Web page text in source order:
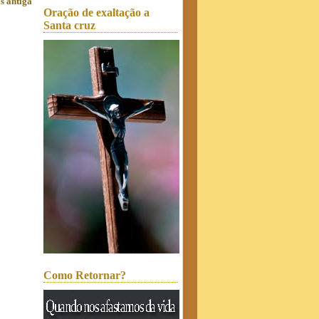
Oração de exaltação a
Santa cruz
Como Retornar?